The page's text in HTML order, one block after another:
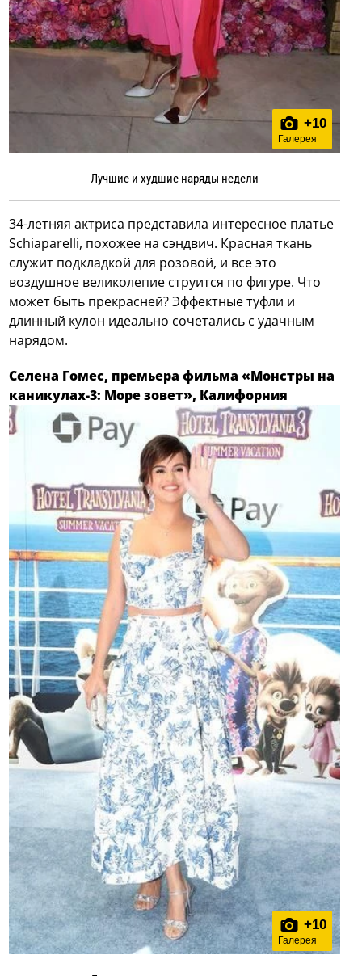
+10
Галерея
Лучшие и худшие наряды недели
34-летняя актриса представила интересное платье
Schiaparelli, похожее на сэндвич. Красная ткань
служит подкладкой для розовой, и все это
воздушное великолепие струится по фигуре. Что
может быть прекрасней? Эффектные туфли и
длинный кулон идеально сочетались с удачным
нарядом.
Селена Гомес, премьера фильма «Монстры на
каникулах-3: Море зовет», Калифорния
+10
Галерея